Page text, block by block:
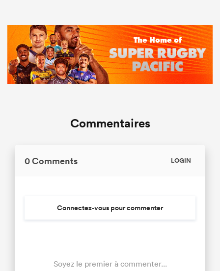
Commentaires
0 Comments LOGIN
Connectez-vous pour commenter
Soyez le premier à commenter...